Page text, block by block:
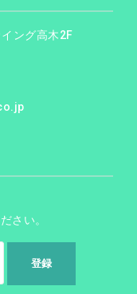
ング高木2F
さい。